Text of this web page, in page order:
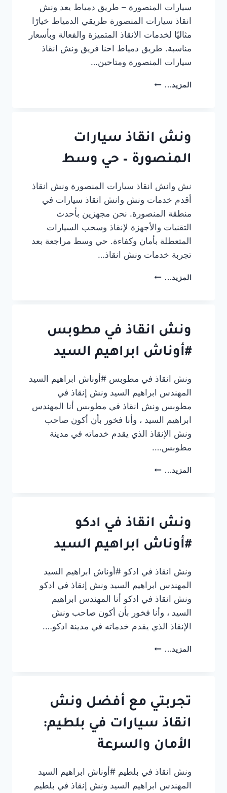
سيارات المنصورة – طريق دمياط يعد ونش
انقاذ سيارات المنصورة طريقي الدمياط خيارًا
مثاليًا لخدمات الانقاذ المتميزة والفعالة وبأسعار
مناسبة. طريق دمياط احنا فريق ونش انقاذ
سيارات المنصورة ومتاحين…
المزيد... ونش
طريق
دمياط
ونش انقاذ سيارات
المنصورة – حي وسط
نش وانش انقاذ سيارات المنصورة ونش انقاذ
أقدم خدمات ونش وانش انقاذ سيارات في
منطقة المنصورة. نحن مجهزين بأحدث
التقنيات والأجهزة لإنقاذ وسحب السيارات
المتعطلة بأمان وكفاءة. حي وسط مراجعة بعد
تجربة خدمات ونش انقاذ…
المزيد... ونش
حي
وسط
ونش انقاذ في مطوبس
#أوناش ابراهيم السيد
ونش انقاذ في مطوبس #أوناش ابراهيم السيد
المهندس ابراهيم السيد ونش إنقاذ في
مطوبس ونش انقاذ في مطوبس أنا المهندس
ابراهيم السيد ، وأنا فخور بأن أكون صاحب
ونش الإنقاذ الذي يقدم خدماته في مدينة
مطوبس….
المزيد... ونش
ابراهيم
السيد
ونش انقاذ في ادكو
#أوناش ابراهيم السيد
ونش انقاذ في ادكو #أوناش ابراهيم السيد
المهندس ابراهيم السيد ونش إنقاذ في ادكو
ونش انقاذ في ادكو أنا المهندس ابراهيم
السيد ، وأنا فخور بأن أكون صاحب ونش
الإنقاذ الذي يقدم خدماته في مدينة ادكو….
المزيد... ونش
ابراهيم
السيد
تجربتي مع أفضل ونش
انقاذ سيارات في بلطيم:
الأمان والسرعة
ونش انقاذ في بلطيم #أوناش ابراهيم السيد
المهندس ابراهيم السيد ونش إنقاذ في بلطيم